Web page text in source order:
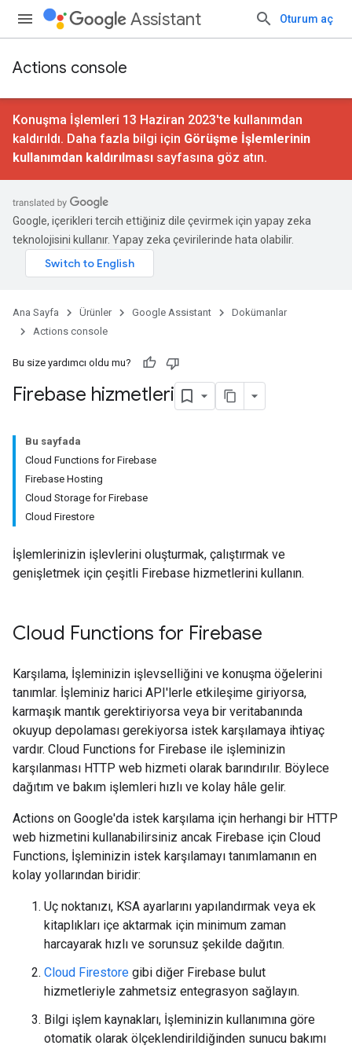
Assistant Oturum aç
Actions console
Konuşma İşlemleri 13 Haziran 2023'te kullanımdan
kaldırıldı. Daha fazla bilgi için Görüşme İşlemlerinin
kullanımdan kaldırılması sayfasına göz atın.
Google, içerikleri tercih ettiğiniz dile çevirmek için yapay zeka
teknolojisini kullanır. Yapay zeka çevirilerinde hata olabilir.
Ana Sayfa Ürünler Google Assistant
Dokümanlar
Actions console
Bu size yardımcı oldu mu?
Firebase hizmetleri
Bu sayfada
Cloud Functions for Firebase
Firebase Hosting
Cloud Storage for Firebase
Cloud Firestore
İşlemlerinizin işlevlerini oluşturmak, çalıştırmak ve
genişletmek için çeşitli Firebase hizmetlerini kullanın.
Cloud Functions for Firebase
Karşılama, İşleminizin işlevselliğini ve konuşma öğelerini
tanımlar. İşleminiz harici API'lerle etkileşime giriyorsa,
karmaşık mantık gerektiriyorsa veya bir veritabanında
okuyup depolaması gerekiyorsa istek karşılamaya ihtiyaç
vardır. Cloud Functions for Firebase ile işleminizin
karşılanması HTTP web hizmeti olarak barındırılır. Böylece
dağıtım ve bakım işlemleri hızlı ve kolay hâle gelir.
Actions on Google'da istek karşılama için herhangi bir HTTP
web hizmetini kullanabilirsiniz ancak Firebase için Cloud
Functions, İşleminizin istek karşılamayı tanımlamanın en
kolay yollarından biridir:
Uç noktanızı, KSA ayarlarını yapılandırmak veya ek
kitaplıkları içe aktarmak için minimum zaman
harcayarak hızlı ve sorunsuz şekilde dağıtın.
Cloud Firestore gibi diğer Firebase bulut
hizmetleriyle zahmetsiz entegrasyon sağlayın.
Bilgi işlem kaynakları, İşleminizin kullanımına göre
otomatik olarak ölçeklendirildiğinden sunucu bakımı